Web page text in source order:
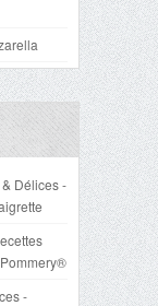
Délices -
-